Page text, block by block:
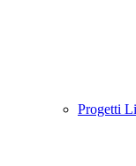
Progetti